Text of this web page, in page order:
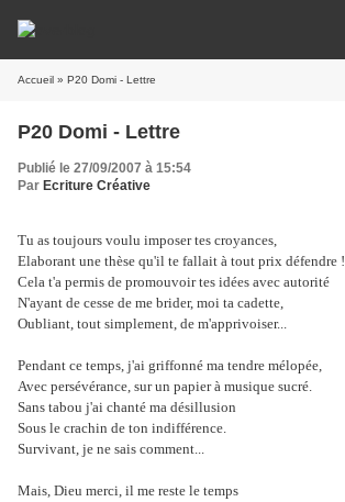
Accueil » P20 Domi - Lettre
P20 Domi - Lettre
Publié le 27/09/2007 à 15:54
Par Ecriture Créative
Tu as toujours voulu imposer tes croyances,
Elaborant une thèse qu'il te fallait à tout prix défendre !
Cela t'a permis de promouvoir tes idées avec autorité
N'ayant de cesse de me brider, moi ta cadette,
Oubliant, tout simplement, de m'apprivoiser...
Pendant ce temps, j'ai griffonné ma tendre mélopée,
Avec persévérance, sur un papier à musique sucré.
Sans tabou j'ai chanté ma désillusion
Sous le crachin de ton indifférence.
Survivant, je ne sais comment...
Mais, Dieu merci, il me reste le temps